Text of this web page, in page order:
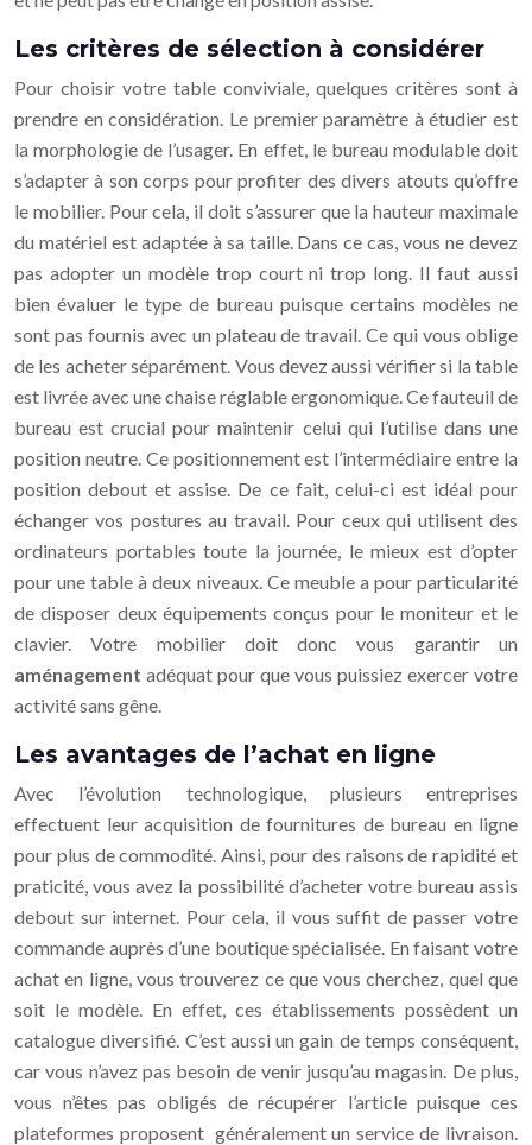
Les critères de sélection à considérer
Pour choisir votre table conviviale, quelques critères sont à
prendre en considération. Le premier paramètre à étudier est
la morphologie de l’usager. En effet, le bureau modulable doit
s’adapter à son corps pour profiter des divers atouts qu’offre
le mobilier. Pour cela, il doit s’assurer que la hauteur maximale
du matériel est adaptée à sa taille. Dans ce cas, vous ne devez
pas adopter un modèle trop court ni trop long. Il faut aussi
bien évaluer le type de bureau puisque certains modèles ne
sont pas fournis avec un plateau de travail. Ce qui vous oblige
de les acheter séparément. Vous devez aussi vérifier si la table
est livrée avec une chaise réglable ergonomique. Ce fauteuil de
bureau est crucial pour maintenir celui qui l’utilise dans une
position neutre. Ce positionnement est l’intermédiaire entre la
position debout et assise. De ce fait, celui-ci est idéal pour
échanger vos postures au travail. Pour ceux qui utilisent des
ordinateurs portables toute la journée, le mieux est d’opter
pour une table à deux niveaux. Ce meuble a pour particularité
de disposer deux équipements conçus pour le moniteur et le
clavier. Votre mobilier doit donc vous garantir un
aménagement adéquat pour que vous puissiez exercer votre
activité sans gêne.
Les avantages de l’achat en ligne
Avec l’évolution technologique, plusieurs entreprises
effectuent leur acquisition de fournitures de bureau en ligne
pour plus de commodité. Ainsi, pour des raisons de rapidité et
praticité, vous avez la possibilité d’acheter votre bureau assis
debout sur internet. Pour cela, il vous suffit de passer votre
commande auprès d’une boutique spécialisée. En faisant votre
achat en ligne, vous trouverez ce que vous cherchez, quel que
soit le modèle. En effet, ces établissements possèdent un
catalogue diversifié. C’est aussi un gain de temps conséquent,
car vous n’avez pas besoin de venir jusqu’au magasin. De plus,
vous n’êtes pas obligés de récupérer l’article puisque ces
plateformes proposent généralement un service de livraison.